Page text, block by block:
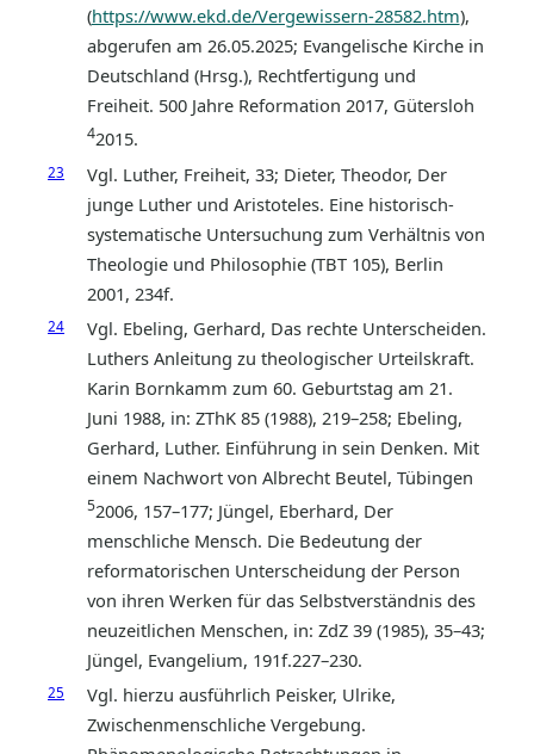
(https://www.ekd.de/Vergewissern-28582.htm),
abgerufen am 26.05.2025; Evangelische Kirche in
Deutschland (Hrsg.), Rechtfertigung und
Freiheit. 500 Jahre Reformation 2017, Gütersloh
42015.
23
Vgl. Luther, Freiheit, 33; Dieter, Theodor, Der
junge Luther und Aristoteles. Eine historisch-
systematische Untersuchung zum Verhältnis von
Theologie und Philosophie (TBT 105), Berlin
2001, 234f.
24
Vgl. Ebeling, Gerhard, Das rechte Unterscheiden.
Luthers Anleitung zu theologischer Urteilskraft.
Karin Bornkamm zum 60. Geburtstag am 21.
Juni 1988, in: ZThK 85 (1988), 219–258; Ebeling,
Gerhard, Luther. Einführung in sein Denken. Mit
einem Nachwort von Albrecht Beutel, Tübingen
52006, 157–177; Jüngel, Eberhard, Der
menschliche Mensch. Die Bedeutung der
reformatorischen Unterscheidung der Person
von ihren Werken für das Selbstverständnis des
neuzeitlichen Menschen, in: ZdZ 39 (1985), 35–43;
Jüngel, Evangelium, 191f.227–230.
25
Vgl. hierzu ausführlich Peisker, Ulrike,
Zwischenmenschliche Vergebung.